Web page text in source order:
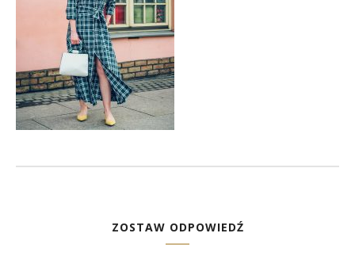
ZOSTAW ODPOWIEDŹ